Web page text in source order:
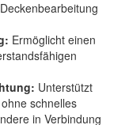
Ermöglicht einen
Unterstützt
schnelles
in Verbindung